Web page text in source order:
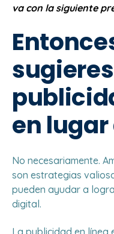
va con la siguiente
en lugar
No necesariamente.
son estrategias
pueden ayudar a
digital.
La publicidad en línea